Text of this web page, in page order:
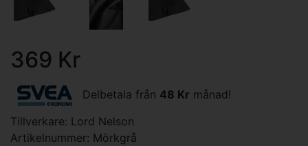
369 Kr
Delbetala från 48 Kr månad!
Tillverkare: Lord Nelson
Artikelnummer: Mörkgrå